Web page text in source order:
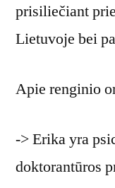
prisiliečiant
Lietuvoje bei
Apie renginio
-> Erika yra
doktorantūros